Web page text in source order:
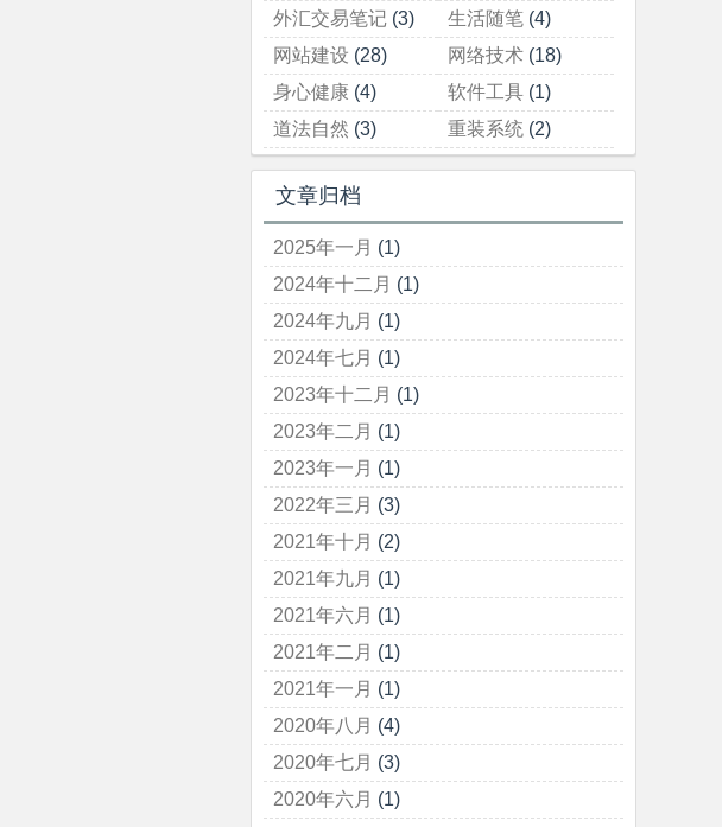
外汇交易笔记 (3) 生活随笔 (4)
网站建设 (28) 网络技术 (18)
身心健康 (4) 软件工具 (1)
道法自然 (3) 重装系统 (2)
文章归档
2025年一月 (1)
2024年十二月 (1)
2024年九月 (1)
2024年七月 (1)
2023年十二月 (1)
2023年二月 (1)
2023年一月 (1)
2022年三月 (3)
2021年十月 (2)
2021年九月 (1)
2021年六月 (1)
2021年二月 (1)
2021年一月 (1)
2020年八月 (4)
2020年七月 (3)
2020年六月 (1)